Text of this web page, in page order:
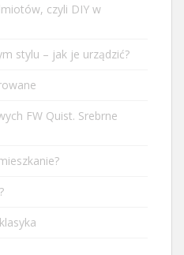
czyli DIY w
stylu – jak je urządzić?
FW Quist. Srebrne